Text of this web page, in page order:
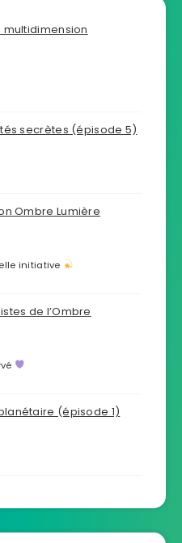
multidimension
secrètes (épisode 5)
Ombre Lumière
initiative
de l’Ombre
(épisode 1)